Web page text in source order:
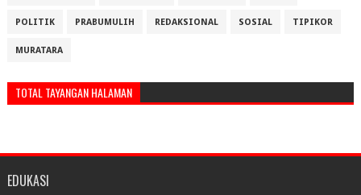
POLITIK PRABUMULIH REDAKSIONAL SOSIAL TIPIKOR
MURATARA
TOTAL TAYANGAN HALAMAN
EDUKASI